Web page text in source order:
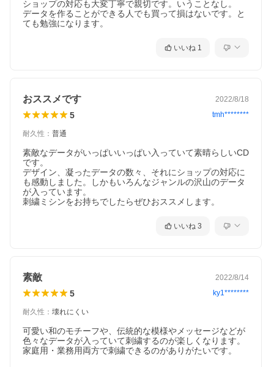
ショップの対応も大変丁寧で親切です。いうことなし。
データを作ることができる人でも買って損はないです。と
いいね 1
おススメです 2022/8/18
5 tmh********
耐久性 ： 普通
素敵なデータがいっぱいいっぱい入っていて素晴らしいCD
です。
デザイン、凝ったデータの数々、それにショップの対応に
も感動しました。しかもいろんなジャンルの沢山のデータ
が入っています。
刺繍ミシンをお持ちでしたらぜひおススメします。
いいね 3
素敵 2022/8/14
5 ky1********
耐久性 ： 壊れにくい
可愛い和のモチーフや、伝統的な模様やメッセージなどが
色々なデータが入っていて刺繍するのが楽しくなります。
家庭用・業務用両方で刺繍できるのがありがたいです。